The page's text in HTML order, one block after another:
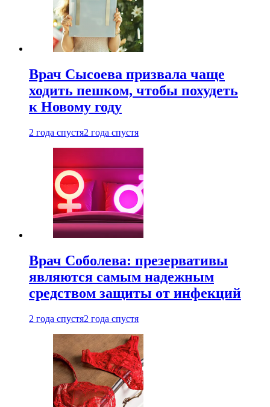
Врач Сысоева призвала чаще
ходить пешком, чтобы похудеть
к Новому году
2 года спустя2 года спустя
Врач Соболева: презервативы
являются самым надежным
средством защиты от инфекций
2 года спустя2 года спустя